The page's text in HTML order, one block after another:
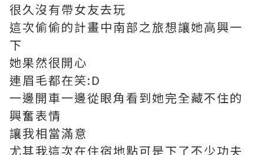
很久沒有帶女友去玩
這次偷偷的計畫中南部之旅想讓她高興一
下
她果然很開心
連眉毛都在笑:D
一邊開車一邊從眼角看到她完全藏不住的
興奮表情
讓我相當滿意
尤其我這次在住宿地點可是下了不少功夫